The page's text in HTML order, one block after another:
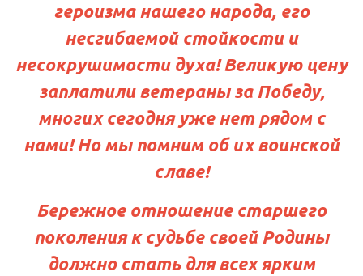
героизма нашего народа, его
несгибаемой стойкости и
несокрушимости духа! Великую цену
заплатили ветераны за Победу,
многих сегодня уже нет рядом с
нами! Но мы помним об их воинской
славе!
Бережное отношение старшего
поколения к судьбе своей Родины
должно стать для всех ярким